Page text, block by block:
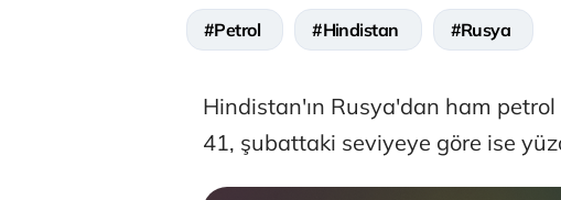
#Petrol #Hindistan #Rusya
Hindistan'ın Rusya'dan ham
41, şubattaki seviyeye göre ise